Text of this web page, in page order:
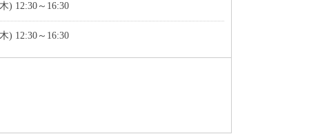
) 12:30～16:30
) 12:30～16:30